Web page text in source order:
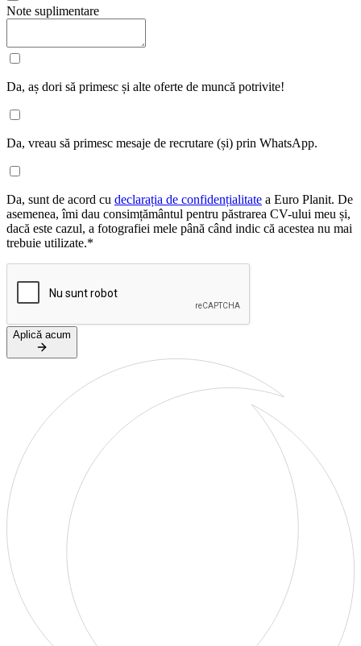
Note suplimentare
Da, aș dori să primesc și alte oferte de muncă potrivite!
Da, vreau să primesc mesaje de recrutare (și) prin WhatsApp.
Da, sunt de acord cu declarația de confidențialitate a Euro Planit. De
asemenea, îmi dau consimțământul pentru păstrarea CV-ului meu și,
dacă este cazul, a fotografiei mele până când indic că acestea nu mai
trebuie utilizate.*
Aplică acum